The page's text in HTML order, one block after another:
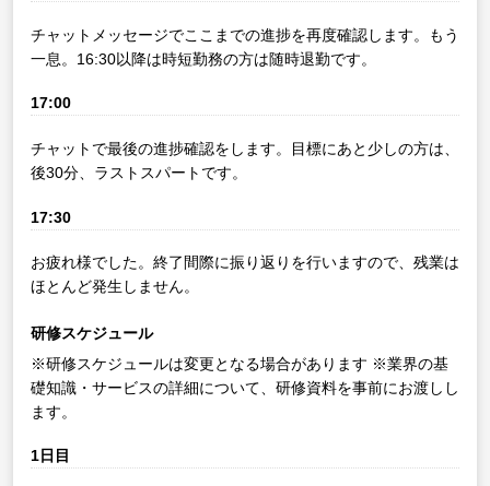
チャットメッセージでここまでの進捗を再度確認します。もう
一息。16:30以降は時短勤務の方は随時退勤です。
17:00
チャットで最後の進捗確認をします。目標にあと少しの方は、
後30分、ラストスパートです。
17:30
お疲れ様でした。終了間際に振り返りを行いますので、残業は
ほとんど発生しません。
研修スケジュール
※研修スケジュールは変更となる場合があります ※業界の基
礎知識・サービスの詳細について、研修資料を事前にお渡しし
ます。
1日目